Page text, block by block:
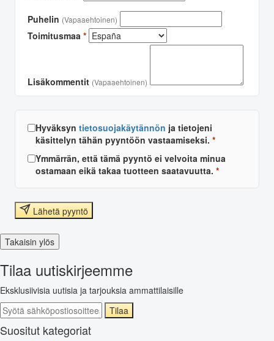
Puhelin (Vapaaehtoinen)
Toimitusmaa *
Lisäkommentit (Vapaaehtoinen)
Hyväksyn tietosuojakäytännön ja tietojeni
käsittelyn tähän pyyntöön vastaamiseksi. *
Ymmärrän, että tämä pyyntö ei velvoita minua
ostamaan eikä takaa tuotteen saatavuutta. *
Lähetä pyyntö
Takaisin ylös
Tilaa uutiskirjeemme
Eksklusiivisia uutisia ja tarjouksia ammattilaisille
Tilaa
Suositut kategoriat